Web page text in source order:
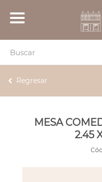
Regresar
MESA
2.45